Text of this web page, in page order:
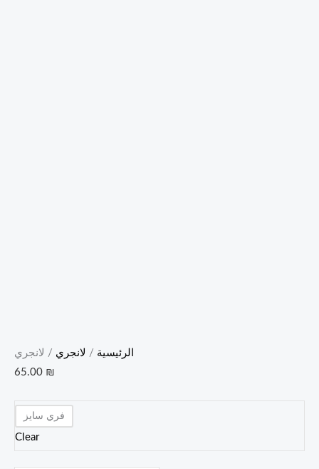
الرئيسية / لانجري / لانجري
65.00 ₪
فري سايز
Clear